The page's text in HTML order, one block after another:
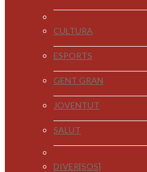
CULTURA
ESPORTS
GENT GRAN
JOVENTUT
SALUT
DIVER[SOS]